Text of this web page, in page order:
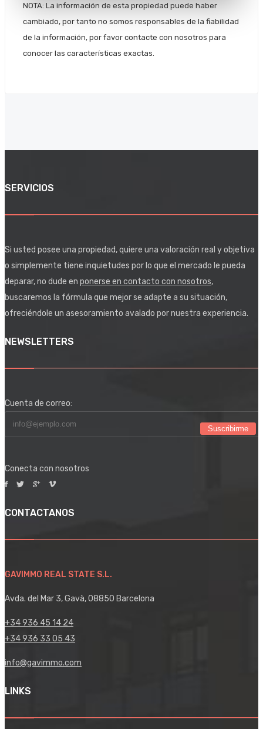
NOTA: La información de esta propiedad puede haber
cambiado, por tanto no somos responsables de la fiabilidad
de la información, por favor contacte con nosotros para
conocer las características exactas.
SERVICIOS
Si usted posee una propiedad, quiere una valoración real y objetiva
o simplemente tiene inquietudes por lo que el mercado le pueda
deparar, no dude en ponerse en contacto con nosotros,
buscaremos la fórmula que mejor se adapte a su situación,
ofreciéndole un asesoramiento avalado por nuestra experiencia.
NEWSLETTERS
Cuenta de correo:
Suscribirme
Conecta con nosotros
CONTACTANOS
GAVIMMO REAL STATE S.L.
Avda. del Mar 3, Gavà, 08850 Barcelona
+34 936 45 14 24
+34 936 33 05 43
info@gavimmo.com
LINKS